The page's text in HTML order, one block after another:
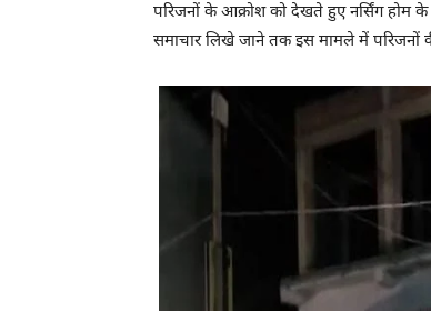
परिजनों के आक्रोश को देखते हुए नर्सिंग होम के
समाचार लिखे जाने तक इस मामले में परिजनों